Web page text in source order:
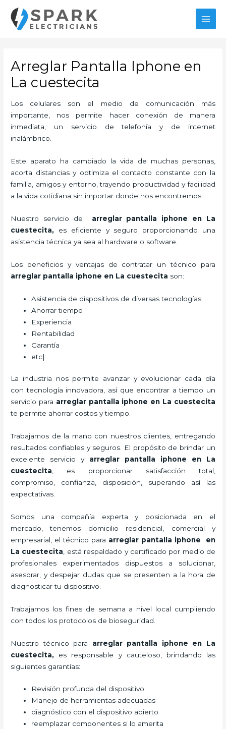
contenido
Arreglar Pantalla Iphone en
La cuestecita
Los celulares son el medio de comunicación más
importante, nos permite hacer conexión de manera
inmediata, un servicio de telefonía y de internet
inalámbrico.
Este aparato ha cambiado la vida de muchas personas,
acorta distancias y optimiza el contacto constante con la
familia, amigos y entorno, trayendo productividad y facilidad
a la vida cotidiana sin importar donde nos encontremos.
Nuestro servicio de arreglar pantalla iphone en La
cuestecita, es eficiente y seguro proporcionando una
asistencia técnica ya sea al hardware o software.
Los beneficios y ventajas de contratar un técnico para
arreglar pantalla iphone en La cuestecita son:
Asistencia de dispositivos de diversas tecnologías
Ahorrar tiempo
Experiencia
Rentabilidad
Garantía
etc|
La industria nos permite avanzar y evolucionar cada día
con tecnología innovadora, así que encontrar a tiempo un
servicio para arreglar pantalla iphone en La cuestecita
te permite ahorrar costos y tiempo.
Trabajamos de la mano con nuestros clientes, entregando
resultados confiables y seguros. El propósito de brindar un
excelente servicio y arreglar pantalla iphone en La
cuestecita , es proporcionar satisfacción total,
compromiso, confianza, disposición, superando así las
expectativas.
Somos una compañía experta y posicionada en el
mercado, tenemos domicilio residencial, comercial y
empresarial, el técnico para arreglar pantalla iphone en
La cuestecita , está respaldado y certificado por medio de
profesionales experimentados dispuestos a solucionar,
asesorar, y despejar dudas que se presenten a la hora de
diagnosticar tu dispositivo.
Trabajamos los fines de semana a nivel local cumpliendo
con todos los protocolos de bioseguridad.
Nuestro técnico para arreglar pantalla iphone en La
cuestecita, es responsable y cauteloso, brindando las
siguientes garantías:
Revisión profunda del dispositivo
Manejo de herramientas adecuadas
diagnóstico con el dispositivo abierto
reemplazar componentes si lo amerita